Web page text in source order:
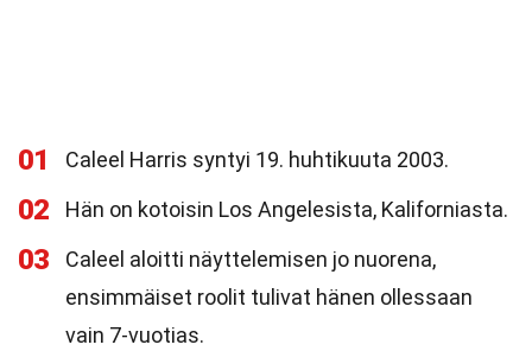
01 Caleel Harris syntyi 19. huhtikuuta 2003.
02 Hän on kotoisin Los Angelesista, Kaliforniasta.
03
Caleel aloitti näyttelemisen jo nuorena,
ensimmäiset roolit tulivat hänen ollessaan
vain 7-vuotias.